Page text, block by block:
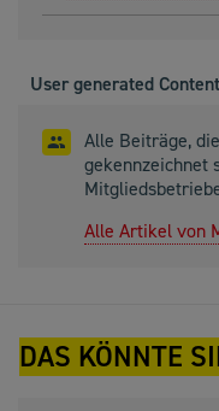
User generated Content
Alle Beiträge,
gekennzeichnet
Alle Artikel von
DAS KÖNNTE